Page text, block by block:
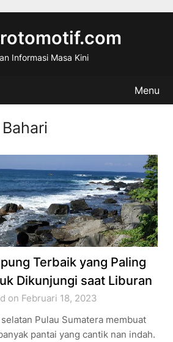
Informasi Masa Kini
Menu
Terbaik yang Paling
Dikunjungi saat Liburan
on Februari 18, 2023
Pulau Sumatera membuat
pantai yang cantik nan indah.